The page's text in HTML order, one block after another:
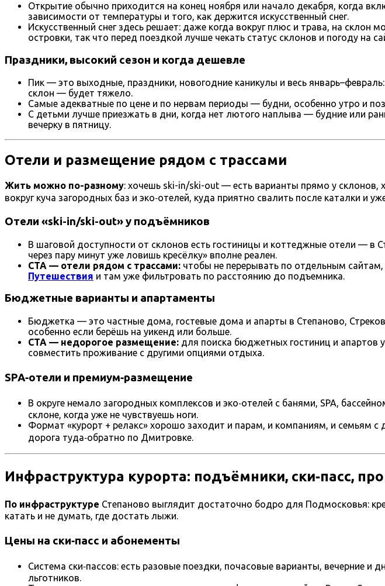
Открытие обычно приходится на конец ноября или начало декабря, когда
зависимости от температуры и того, как держится искусственный снег.
Искусственный снег здесь решает: даже когда вокруг плюс и трава, на склон
островки, так что перед поездкой лучше чекать статус склонов и погоду на
Праздники, высокий сезон и когда дешевле
Пик — это выходные, праздники, новогодние каникулы и весь
склон — будет тяжело.
Самые адекватные по цене и по нервам периоды — будни, особенно утро и
С детьми лучше приезжать в дни, когда нет лютого наплыва — будние или
вечерку в пятницу.
Отели и размещение рядом с трассами
Жить можно по-разному: хочешь ski-in/ski-out — есть варианты прямо у
вокруг куча загородных баз и эко‑отелей, куда приятно свалить после каталки и
Отели «ski-in/ski-out» у подъёмников
В шаговой доступности от склонов есть гостиницы и коттеджные отели —
через пару минут уже ловишь кресёлку» вполне реален.
CTA — отели рядом с трассами: чтобы не перерывать по отдельным
Путешествия и там уже фильтровать по расстоянию до подъемника.
Бюджетные варианты и апартаменты
Бюджетка — это частные дома, гостевые дома и апарты в Степаново,
особенно если берёшь на уикенд или больше.
CTA — недорогое размещение: для поиска бюджетных гостиниц и апартов
совместить проживание с другими опциями отдыха.
SPA‑отели и премиум‑размещение
В округе немало загородных комплексов и эко‑отелей с банями, SPA,
склоне, когда уже не чувствуешь ноги.
Формат «курорт + релакс» хорошо заходит и парам, и компаниям, и семьям с
дорога туда‑обратно по Дмитровке.
Инфраструктура курорта: подъёмники, ски‑пасс,
По инфраструктуре Степаново выглядит достаточно бодро для Подмосковья:
катать и не думать, где достать лыжи.
Цены на ски‑пасс и абонементы
Система ски‑пассов: есть разовые поездки, почасовые варианты, вечерние
льготников.